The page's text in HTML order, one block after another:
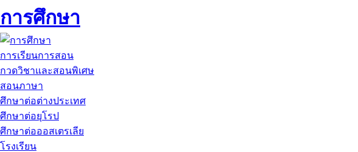
การศึกษา
การเรียนการสอน
กวดวิชาและสอนพิเศษ
สอนภาษา
ศึกษาต่อต่างประเทศ
ศึกษาต่อยุโรป
ศึกษาต่อออสเตรเลีย
โรงเรียน